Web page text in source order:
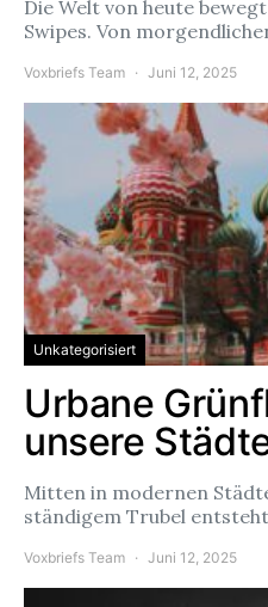
Die Welt von heute
Swipes. Von
Voxbriefs Team Juni 12, 2025
Unkategorisiert
Urbane
unsere
Mitten in modernen
ständigem Trubel
Voxbriefs Team Juni 12, 2025